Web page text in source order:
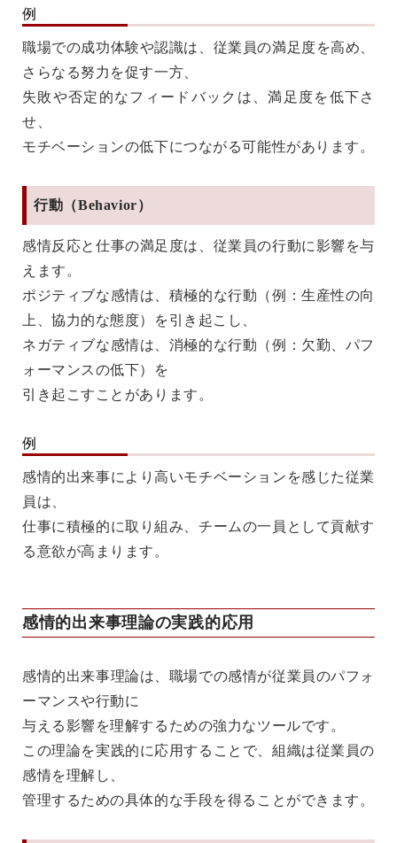
例
職場での成功体験や認識は、従業員の満足度を高め、
さらなる努力を促す一方、
失敗や否定的なフィードバックは、満足度を低下さ
せ、
モチベーションの低下につながる可能性があります。
行動（Behavior）
感情反応と仕事の満足度は、従業員の行動に影響を与
えます。
ポジティブな感情は、積極的な行動（例：生産性の向
上、協力的な態度）を引き起こし、
ネガティブな感情は、消極的な行動（例：欠勤、パフ
ォーマンスの低下）を
引き起こすことがあります。
例
感情的出来事により高いモチベーションを感じた従業
員は、
仕事に積極的に取り組み、チームの一員として貢献す
る意欲が高まります。
感情的出来事理論の実践的応用
感情的出来事理論は、職場での感情が従業員のパフォ
ーマンスや行動に
与える影響を理解するための強力なツールです。
この理論を実践的に応用することで、組織は従業員の
感情を理解し、
管理するための具体的な手段を得ることができます。